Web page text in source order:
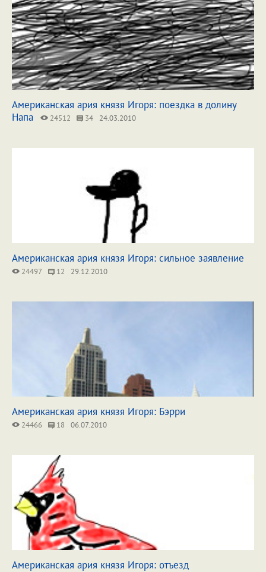
Американская ария князя Игоря: поездка в долину
Напа
24512 34 24.03.2010
Американская ария князя Игоря: сильное заявление
24497 12 29.12.2010
Американская ария князя Игоря: Бэрри
24466 18 06.07.2010
Американская ария князя Игоря: отъезд